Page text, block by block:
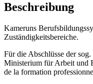
Beschreibung
Kameruns
Zuständigkeitsbereiche.
Für die Abschlüsse der
Ministerium für Arbeit und
de la formation